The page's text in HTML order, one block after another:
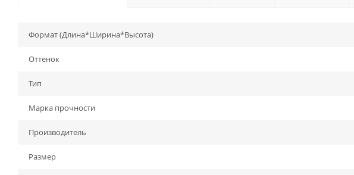
Формат (Длина*Ширина*Высота)
Оттенок
Тип
Марка прочности
Производитель
Размер